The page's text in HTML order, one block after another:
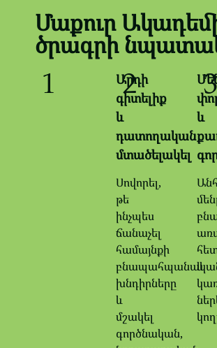
Մաքուր
ծրագրի
1
Արդի
գիտելիք
և
դատողական
մտածելակել
Սովորել,
թե
ինչպես
ճանաչել
համայնքի
խնդիրները
և
մշակել
գործնական,
2
և
և
3